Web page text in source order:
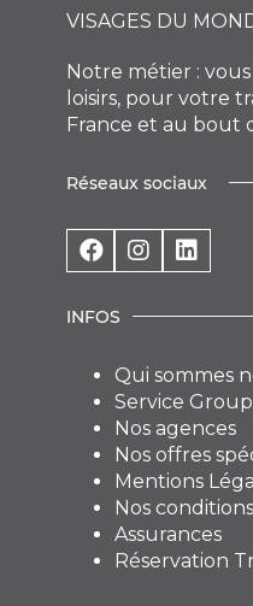
VISAGES DU
Notre métier :
loisirs, pour votre
France et au bout
Réseaux sociaux
INFOS
Qui sommes
Service
Nos agences
Nos offres
Mentions
Nos
Assurances
Réservation